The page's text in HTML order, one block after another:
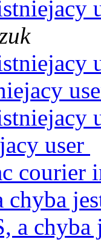
user
courier
chyba
a